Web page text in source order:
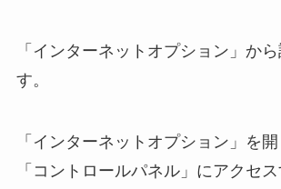
「インターネットオプション」か
す。
「インターネットオプション」を開
「コントロールパネル」にアクセ